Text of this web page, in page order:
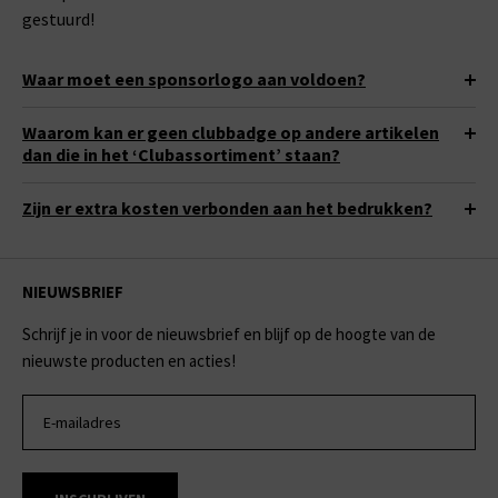
gestuurd!
Waar moet een sponsorlogo aan voldoen?
Waarom kan er geen clubbadge op andere artikelen
dan die in het ‘Clubassortiment’ staan?
Zijn er extra kosten verbonden aan het bedrukken?
NIEUWSBRIEF
Schrijf je in voor de nieuwsbrief en blijf op de hoogte van de
nieuwste producten en acties!